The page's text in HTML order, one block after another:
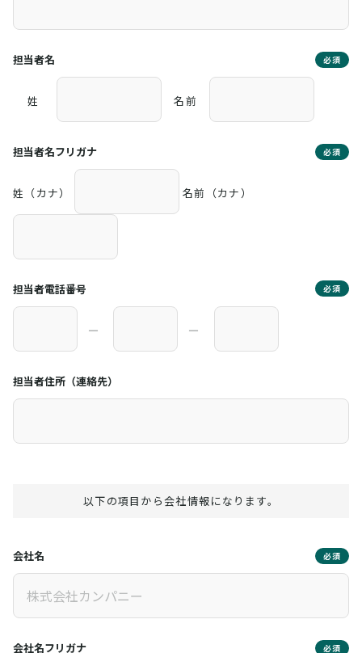
担当者名 必須
姓 名前
担当者名フリガナ 必須
姓（カナ） 名前（カナ）
担当者電話番号 必須
― ―
担当者住所（連絡先）
以下の項目から会社情報になります。
会社名 必須
会社名フリガナ 必須